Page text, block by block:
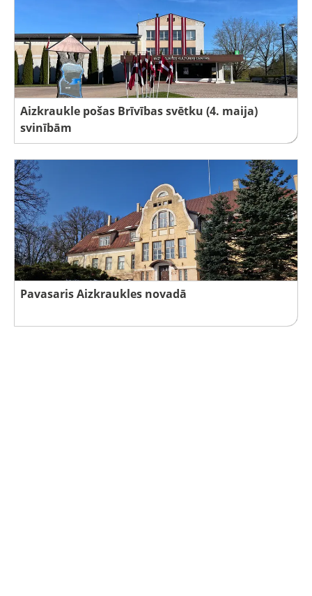
Aizkraukle pošas Brīvības svētku (4. maija)
svinībām
Pavasaris Aizkraukles novadā